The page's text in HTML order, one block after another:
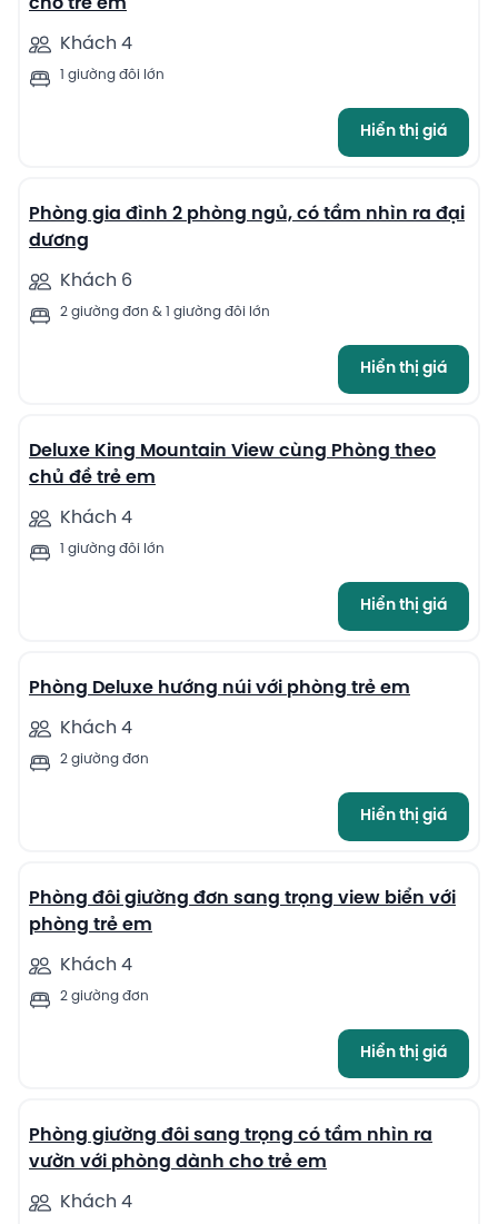
Khách 4
1 giường đôi lớn
Hiển thị giá
7
Phòng gia đình 2 phòng ngủ, có tầm nhìn ra đại
dương
Khách 6
2 giường đơn & 1 giường đôi lớn
Hiển thị giá
11
Deluxe King Mountain View cùng Phòng theo
chủ đề trẻ em
Khách 4
1 giường đôi lớn
Hiển thị giá
11
Phòng Deluxe hướng núi với phòng trẻ em
Khách 4
2 giường đơn
Hiển thị giá
13
Phòng đôi giường đơn sang trọng view biển với
phòng trẻ em
Khách 4
2 giường đơn
Hiển thị giá
8
Phòng giường đôi sang trọng có tầm nhìn ra
vườn với phòng dành cho trẻ em
Khách 4